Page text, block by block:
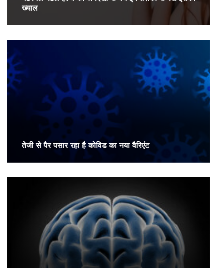
ख्याल
तेजी से पैर पसार रहा है कोविड का नया वैरिएंट